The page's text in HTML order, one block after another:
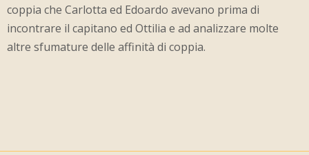
coppia che Carlotta ed Edoardo avevano prima di
incontrare il capitano ed Ottilia e ad analizzare molte
altre sfumature delle affinità di coppia.